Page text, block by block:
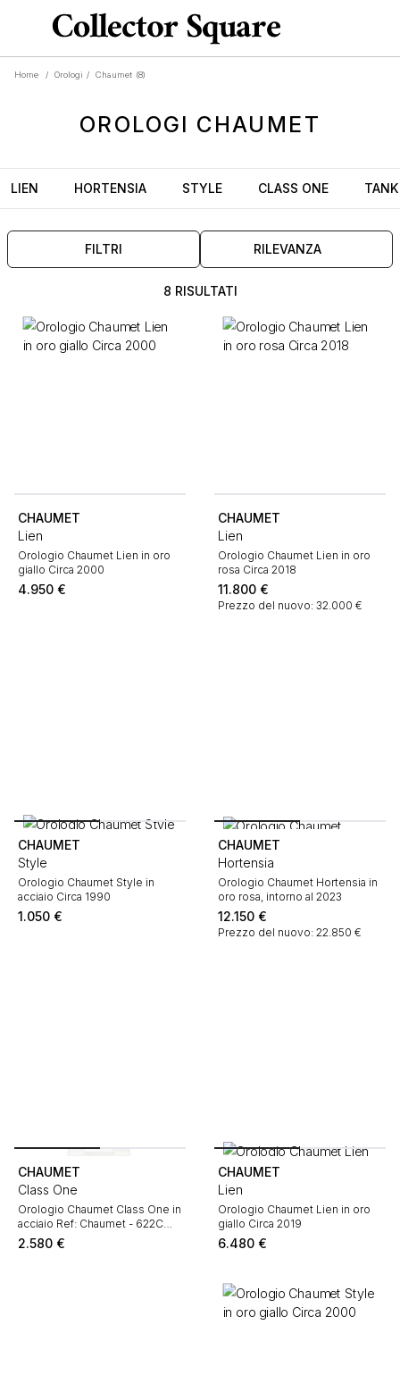
Home / Orologi / Chaumet (8)
OROLOGI CHAUMET
LIEN HORTENSIA STYLE CLASS ONE TANK
FILTRI RILEVANZA
8 RISULTATI
CHAUMET
Lien
Orologio Chaumet Lien in oro
giallo Circa 2000
4.950 €
CHAUMET
Lien
Orologio Chaumet Lien in oro
rosa Circa 2018
11.800 €
Prezzo del nuovo: 32.000 €
CHAUMET
Style
Orologio Chaumet Style in
acciaio Circa 1990
1.050 €
CHAUMET
Hortensia
Orologio Chaumet Hortensia in
oro rosa, intorno al 2023
12.150 €
Prezzo del nuovo: 22.850 €
CHAUMET
Class One
Orologio Chaumet Class One in
acciaio Ref: Chaumet - 622C
Circa 2010
2.580 €
CHAUMET
Lien
Orologio Chaumet Lien in oro
giallo Circa 2019
6.480 €